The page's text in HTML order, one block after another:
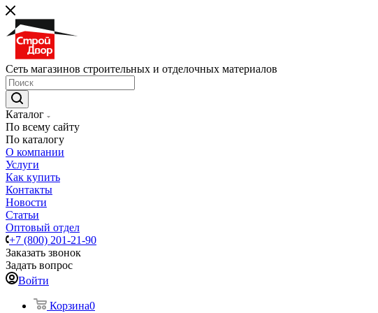
Сеть магазинов строительных и отделочных материалов
Каталог
По всему сайту
По каталогу
О компании
Услуги
Как купить
Контакты
Новости
Статьи
Оптовый отдел
+7 (800) 201-21-90
Заказать звонок
Задать вопрос
Войти
Корзина0